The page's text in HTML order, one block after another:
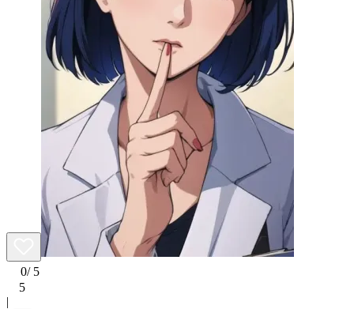
0/ 5
5
|